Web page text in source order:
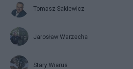
Tomasz Sakiewicz
Jarosław Warzecha
Stary Wiarus